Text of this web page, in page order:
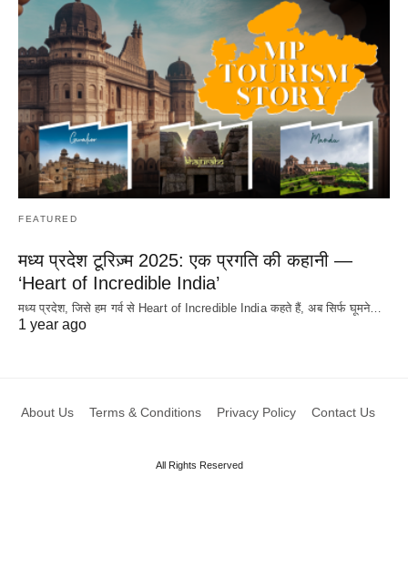
FEATURED
मध्य प्रदेश टूरिज़्म 2025: एक प्रगति की कहानी —
‘Heart of Incredible India’
मध्य प्रदेश, जिसे हम गर्व से Heart of Incredible India कहते हैं, अब सिर्फ घूमने…
1 year ago
About Us Terms & Conditions Privacy Policy Contact Us
All Rights Reserved